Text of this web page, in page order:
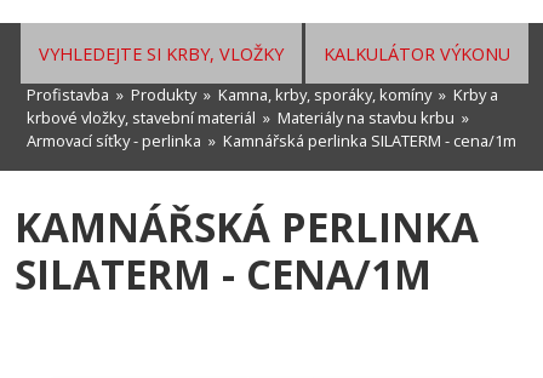
KALKULÁTOR VÝKONU
VYHLEDEJTE SI KRBY, VLOŽKY
Profistavba » Produkty» Kamna, krby, sporáky, komíny» Krby a
krbové vložky, stavební materiál » Materiály na stavbu krbu »
Armovací síťky - perlinka » Kamnářská perlinka SILATERM - cena/1m
KAMNÁŘSKÁ PERLINKA
SILATERM - CENA/1M